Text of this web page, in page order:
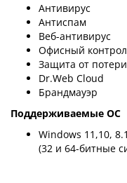
Антивирус
Антиспам
Веб-антивирус
Офисный
Защита от
Dr.Web Cloud
Брандмауэр
Поддерживаемые ОС
Windows 11,10,
(32 и 64-битные